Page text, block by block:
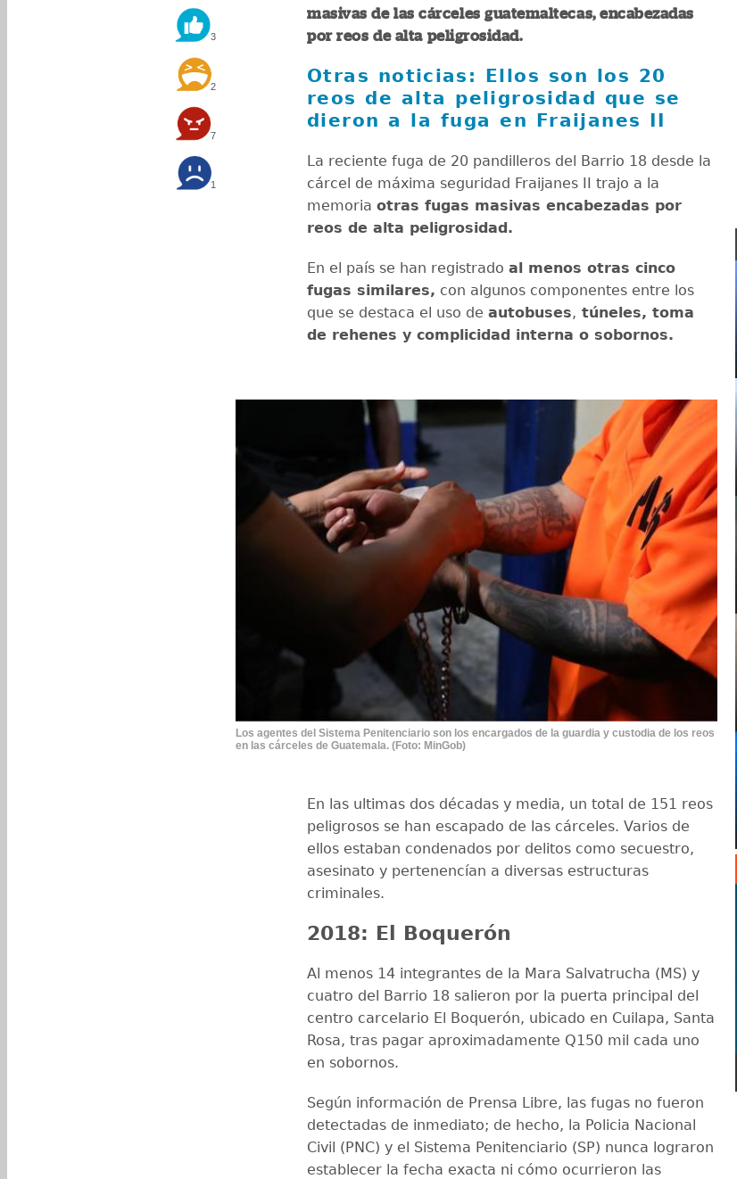
3
2
7
1
masivas de las cárceles guatemaltecas, encabezadas
por reos de alta peligrosidad.
Otras noticias: Ellos son los 20
reos de alta peligrosidad que se
dieron a la fuga en Fraijanes II
La reciente fuga de 20 pandilleros del Barrio 18 desde la
cárcel de máxima seguridad Fraijanes II trajo a la
memoria otras fugas masivas encabezadas por
reos de alta peligrosidad.
En el país se han registrado al menos otras cinco
fugas similares, con algunos componentes entre los
que se destaca el uso de autobuses, túneles, toma
de rehenes y complicidad interna o sobornos.
Los agentes del Sistema Penitenciario son los encargados de la guardia y custodia de los reos
en las cárceles de Guatemala. (Foto: MinGob)
En las ultimas dos décadas y media, un total de 151 reos
peligrosos se han escapado de las cárceles. Varios de
ellos estaban condenados por delitos como secuestro,
asesinato y pertenencían a diversas estructuras
criminales.
2018: El Boquerón
Al menos 14 integrantes de la Mara Salvatrucha (MS) y
cuatro del Barrio 18 salieron por la puerta principal del
centro carcelario El Boquerón, ubicado en Cuilapa, Santa
Rosa, tras pagar aproximadamente Q150 mil cada uno
en sobornos.
Según información de Prensa Libre, las fugas no fueron
detectadas de inmediato; de hecho, la Policia Nacional
Civil (PNC) y el Sistema Penitenciario (SP) nunca lograron
establecer la fecha exacta ni cómo ocurrieron las